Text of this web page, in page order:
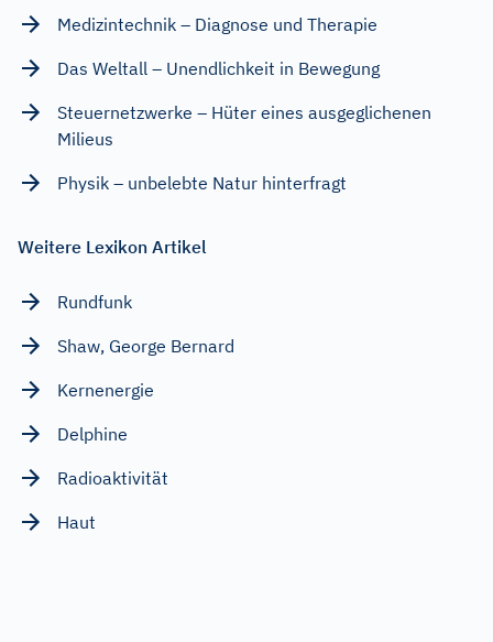
Medizintechnik – Diagnose und Therapie
Das Weltall – Unendlichkeit in Bewegung
Steuernetzwerke – Hüter eines ausgeglichenen
Milieus
Physik – unbelebte Natur hinterfragt
Weitere Lexikon Artikel
Rundfunk
Shaw, George Bernard
Kernenergie
Delphine
Radioaktivität
Haut